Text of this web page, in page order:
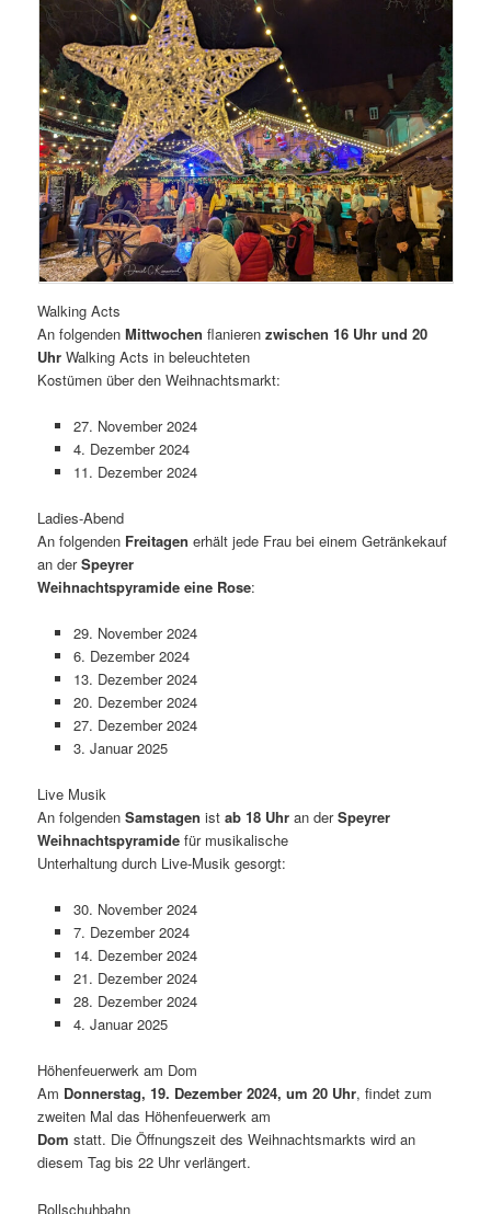
Walking Acts
An folgendenMittwochenflanieren zwischen 16 Uhr und 20
Uhr Walking Acts in beleuchteten
Kostümen über den Weihnachtsmarkt:
27. November 2024
4. Dezember 2024
11. Dezember 2024
Ladies-Abend
An folgenden Freitagen erhält jede Frau bei einem Getränkekauf
an derSpeyrer
Weihnachtspyramide eine Rose:
29. November 2024
6. Dezember 2024
13. Dezember 2024
20. Dezember 2024
27. Dezember 2024
3. Januar 2025
Live Musik
An folgendenSamstagenistab 18 Uhr an derSpeyrer
Weihnachtspyramide für musikalische
Unterhaltung durch Live-Musik gesorgt:
30. November 2024
7. Dezember 2024
14. Dezember 2024
21. Dezember 2024
28. Dezember 2024
4. Januar 2025
Höhenfeuerwerk am Dom
Am Donnerstag, 19. Dezember 2024, um 20 Uhr, findet zum
zweiten Mal das Höhenfeuerwerk am
Domstatt. Die Öffnungszeit des Weihnachtsmarkts wird an
diesem Tag bis 22 Uhr verlängert.
Rollschuhbahn